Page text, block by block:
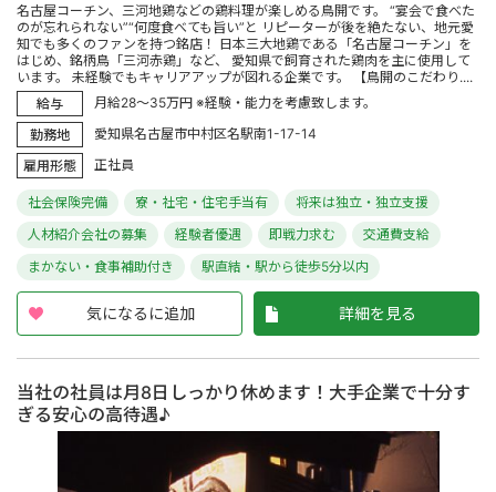
名古屋コーチン、三河地鶏などの鶏料理が楽しめる鳥開です。 “宴会で食べた
のが忘れられない”“何度食べても旨い”と リピーターが後を絶たない、地元愛
知でも多くのファンを持つ銘店！ 日本三大地鶏である「名古屋コーチン」を
はじめ、銘柄鳥「三河赤鶏」など、 愛知県で飼育された鶏肉を主に使用して
います。 未経験でもキャリアアップが図れる企業です。 【鳥開のこだわり....
給与
月給28～35万円 ※経験・能力を考慮致します。
勤務地
愛知県名古屋市中村区名駅南1-17-14
雇用形態
正社員
社会保険完備 寮・社宅・住宅手当有
将来は独立・独立支援
人材紹介会社の募集
経験者優遇 即戦力求む
交通費支給
まかない・食事補助付き
駅直結・駅から徒歩5分以内
気になるに追加 詳細を見る
当社の社員は月8日しっかり休めます！大手企業で十分す
ぎる安心の高待遇♪